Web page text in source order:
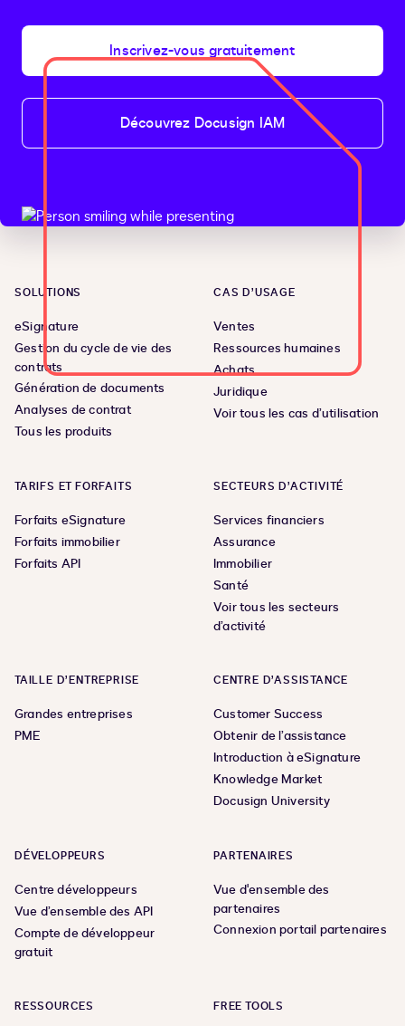
Inscrivez-vous gratuitement
Découvrez Docusign IAM
SOLUTIONS
eSignature
Gestion du cycle de vie des
contrats
Génération de documents
Analyses de contrat
Tous les produits
CAS D’USAGE
Ventes
Ressources humaines
Achats
Juridique
Voir tous les cas d’utilisation
TARIFS ET FORFAITS
Forfaits eSignature
Forfaits immobilier
Forfaits API
SECTEURS D’ACTIVITÉ
Services financiers
Assurance
Immobilier
Santé
Voir tous les secteurs
d’activité
TAILLE D’ENTREPRISE
Grandes entreprises
PME
CENTRE D’ASSISTANCE
Customer Success
Obtenir de l’assistance
Introduction à eSignature
Knowledge Market
Docusign University
DÉVELOPPEURS
Centre développeurs
Vue d’ensemble des API
Compte de développeur
gratuit
PARTENAIRES
Vue d'ensemble des
partenaires
Connexion portail partenaires
RESSOURCES FREE TOOLS